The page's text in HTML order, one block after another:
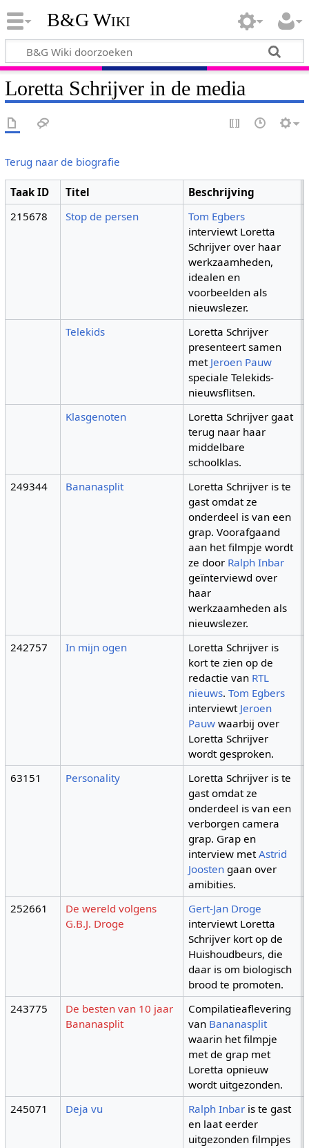
B&G Wiki
Loretta Schrijver in de media
Terug naar de biografie
Taak ID Titel Beschrijving
215678
Stop de persen
Tom Egbers
interviewt Loretta
Schrijver over haar
werkzaamheden,
idealen en
voorbeelden als
nieuwslezer.
Telekids
Loretta Schrijver
presenteert samen
met Jeroen Pauw
speciale Telekids-
nieuwsflitsen.
Klasgenoten
Loretta Schrijver gaat
terug naar haar
middelbare
schoolklas.
249344 Bananasplit
Loretta Schrijver is te
gast omdat ze
onderdeel is van een
grap. Voorafgaand
aan het filmpje wordt
ze door Ralph Inbar
geïnterviewd over
haar
werkzaamheden als
nieuwslezer.
242757 In mijn ogen
Loretta Schrijver is
kort te zien op de
redactie van RTL
nieuws.Tom Egbers
interviewt Jeroen
Pauw waarbij over
Loretta Schrijver
wordt gesproken.
63151 Personality
Loretta Schrijver is te
gast omdat ze
onderdeel is van een
verborgen camera
grap. Grap en
interview metAstrid
Joosten gaan over
amibities.
252661
De wereld volgens
G.B.J. Droge
Gert-Jan Droge
interviewt Loretta
Schrijver kort op de
Huishoudbeurs, die
daar is om biologisch
brood te promoten.
243775
De besten van 10 jaar
Bananasplit
Compilatieaflevering
van Bananasplit
waarin het filmpje
met de grap met
Loretta opnieuw
wordt uitgezonden.
245071 Deja vu Ralph Inbar is te gast
en laat eerder
uitgezonden filmpjes